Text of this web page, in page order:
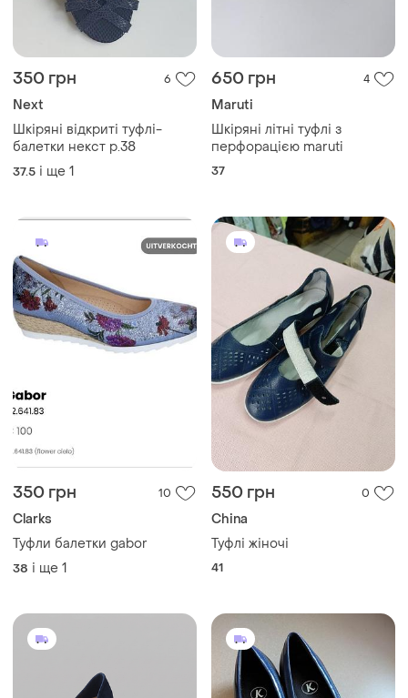
350 грн 6
Next
Шкіряні відкриті туфлі-
балетки некст р.38
37.5 і ще 1
650 грн 4
Maruti
Шкіряні літні туфлі з
перфорацією maruti
37
350 грн 10
Clarks
Туфли балетки gabor
38 і ще 1
550 грн 0
China
Туфлі жіночі
41